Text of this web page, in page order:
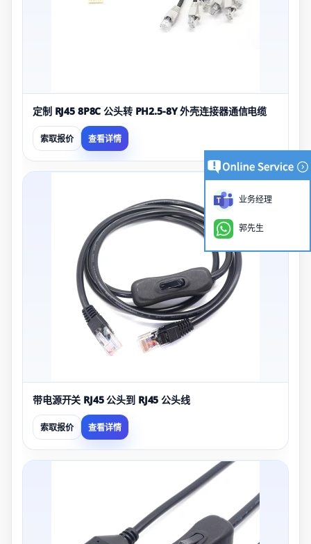
定制 RJ45 8P8C 公头转 PH2.5-8Y 外壳连接器通信电缆
索取报价 查看详情
带电源开关 RJ45 公头到 RJ45 公头线
索取报价 查看详情
业务经理
郭先生